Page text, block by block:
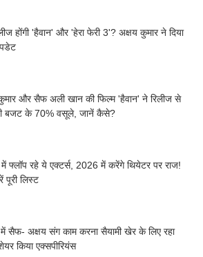
होंगी 'हैवान' और 'हेरा फेरी 3'? अक्षय कुमार ने दिया
और सैफ अली खान की फिल्म 'हैवान' ने रिलीज से
बजट के 70% वसूले, जानें कैसे?
फ्लॉप रहे ये एक्टर्स, 2026 में करेंगे थियेटर पर राज!
लिस्ट
में सैफ- अक्षय संग काम करना सैयामी खेर के लिए रहा
किया एक्सपीरियंस